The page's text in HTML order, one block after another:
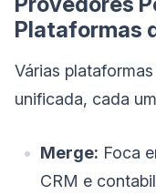
Plataformas
Várias
unificada, cada
Merge: Foca
CRM e